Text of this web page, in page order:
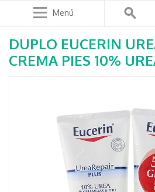
Menú
DUPLO EUCERIN
CREMA PIES 10%